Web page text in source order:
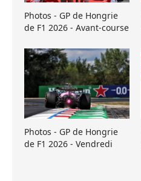
Photos - GP de Hongrie
de F1 2026 - Avant-course
Photos - GP de Hongrie
de F1 2026 - Vendredi